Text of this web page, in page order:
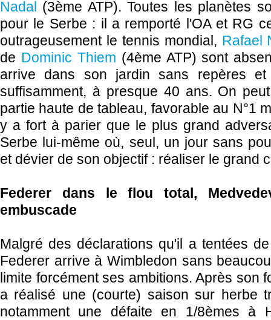
Nadal (3ème ATP). Toutes les planètes
pour le Serbe : il a remporté l'OA et RG
outrageusement le tennis mondial, Rafael
de Dominic Thiem (4ème ATP) sont
arrive dans son jardin sans repères
suffisamment, à presque 40 ans. On
partie haute de tableau, favorable au N°1
y a fort à parier que le plus grand
Serbe lui-même où, seul, un jour sans
et dévier de son objectif : réaliser le grand
Federer dans le flou total,
embuscade
Malgré des déclarations qu'il a tentées
Federer arrive à Wimbledon sans
limite forcément ses ambitions. Après son
a réalisé une (courte) saison sur herbe
notamment une défaite en 1/8èmes à